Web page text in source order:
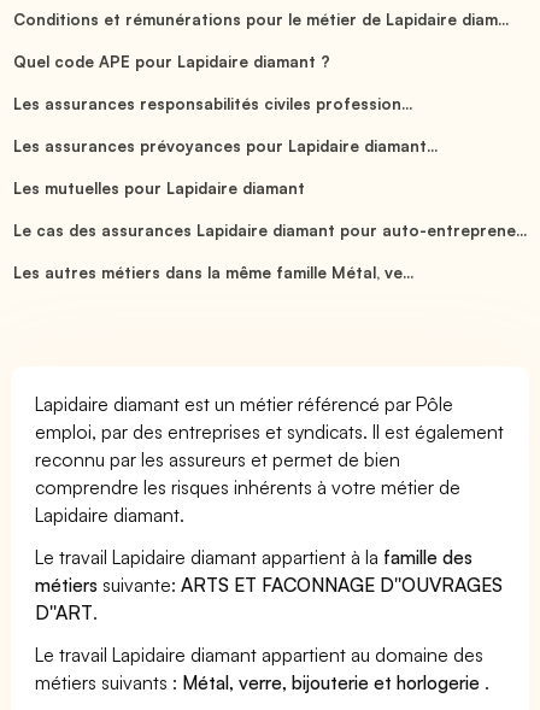
Conditions et rémunérations pour le métier de Lapidaire diam...
Quel code APE pour Lapidaire diamant ?
Les assurances responsabilités civiles profession...
Les assurances prévoyances pour Lapidaire diamant...
Les mutuelles pour Lapidaire diamant
Le cas des assurances Lapidaire diamant pour auto-entreprene...
Les autres métiers dans la même famille Métal, ve...
Lapidaire diamant est un métier référencé par Pôle
emploi, par des entreprises et syndicats. Il est également
reconnu par les assureurs et permet de bien
comprendre les risques inhérents à votre métier de
Lapidaire diamant.
Le travail Lapidaire diamant appartient à la famille des
métiers suivante:ARTS ET FACONNAGE D''OUVRAGES
D''ART.
Le travail Lapidaire diamant appartient au domaine des
métiers suivants : Métal, verre, bijouterie et horlogerie .